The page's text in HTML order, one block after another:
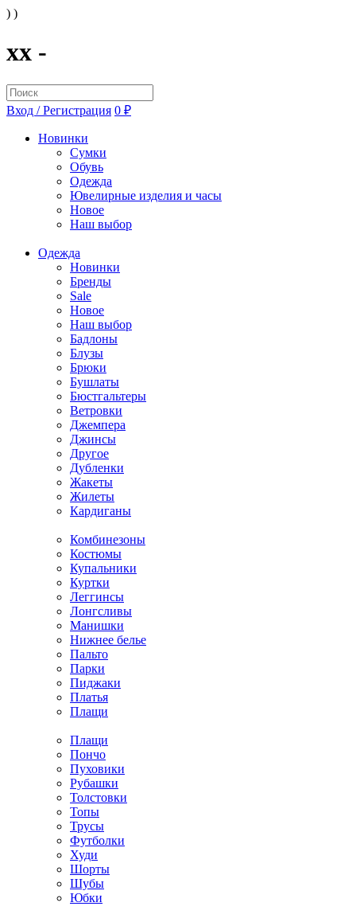
) )
xx -
Вход / Регистрация 0 ₽
Новинки
Сумки
Обувь
Одежда
Ювелирные изделия и часы
Новое
Наш выбор
Одежда
Новинки
Бренды
Sale
Новое
Наш выбор
Бадлоны
Блузы
Брюки
Бушлаты
Бюстгальтеры
Ветровки
Джемпера
Джинсы
Другое
Дубленки
Жакеты
Жилеты
Кардиганы
Комбинезоны
Костюмы
Купальники
Куртки
Леггинсы
Лонгсливы
Манишки
Нижнее белье
Пальто
Парки
Пиджаки
Платья
Плащи
Плащи
Пончо
Пуховики
Рубашки
Толстовки
Топы
Трусы
Футболки
Худи
Шорты
Шубы
Юбки